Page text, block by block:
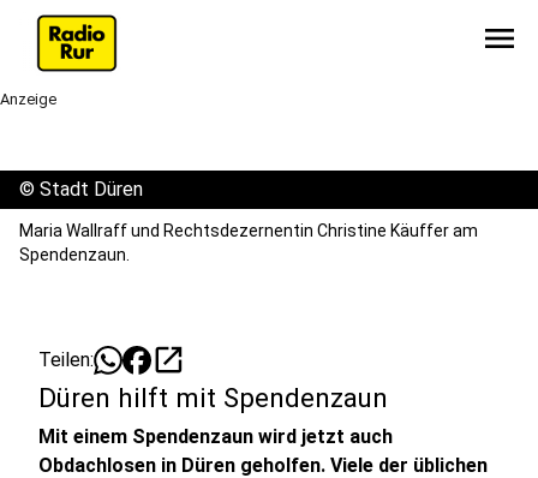
menu
Anzeige
© Stadt Düren
Maria Wallraff und Rechtsdezernentin Christine Käuffer am
Spendenzaun.
Teilen: open_in_new
Düren hilft mit Spendenzaun
Mit einem Spendenzaun wird jetzt auch
Obdachlosen in Düren geholfen. Viele der üblichen